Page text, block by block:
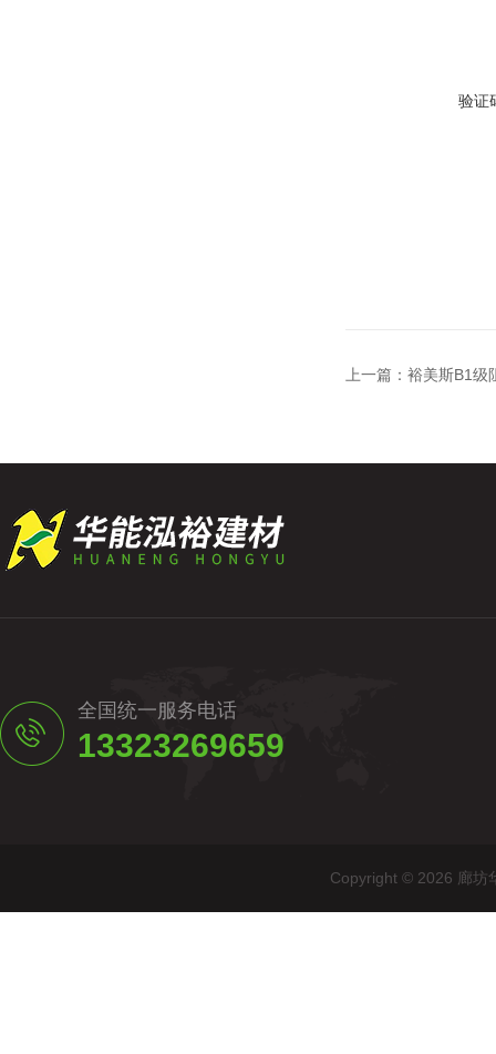
验证
上一篇： 裕美斯B1级
全国统一服务电话
13323269659
Copyright © 2026 廊